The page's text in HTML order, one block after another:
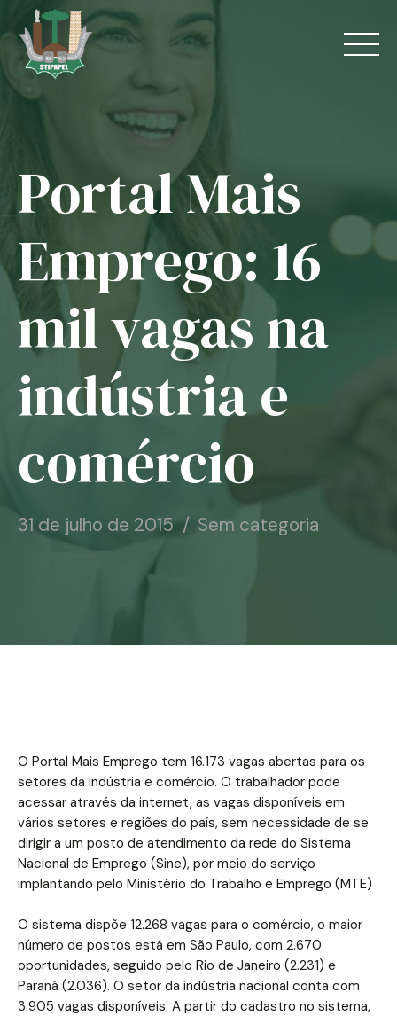
to
content
Jurídico
Convênios
Notícias
Associe-se
Portal Mais
Emprego: 16
mil vagas na
indústria e
comércio
31 de julho de 2015 Sem categoria
O Portal Mais Emprego tem 16.173 vagas abertas para os
setores da indústria e comércio. O trabalhador pode
acessar através da internet, as vagas disponíveis em
vários setores e regiões do país, sem necessidade de se
dirigir a um posto de atendimento da rede do Sistema
Nacional de Emprego (Sine), por meio do serviço
implantando pelo Ministério do Trabalho e Emprego (MTE)
O sistema dispõe 12.268 vagas para o comércio, o maior
número de postos está em São Paulo, com 2.670
oportunidades, seguido pelo Rio de Janeiro (2.231) e
Paraná (2.036). O setor da indústria nacional conta com
3.905 vagas disponíveis. A partir do cadastro no sistema,